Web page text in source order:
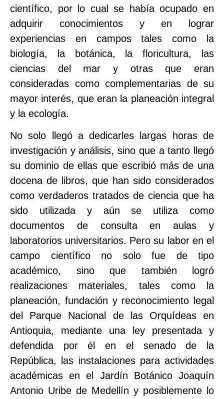
científico, por lo cual se había ocupado en
adquirir conocimientos y en lograr
experiencias en campos tales como la
biología, la botánica, la floricultura, las
ciencias del mar y otras que eran
consideradas como complementarias de su
mayor interés, que eran la planeación integral
y la ecología.
No solo llegó a dedicarles largas horas de
investigación y análisis, sino que a tanto llegó
su dominio de ellas que escribió más de una
docena de libros, que han sido considerados
como verdaderos tratados de ciencia que ha
sido utilizada y aún se utiliza como
documentos de consulta en aulas y
laboratorios universitarios. Pero su labor en el
campo científico no solo fue de tipo
académico, sino que también logró
realizaciones materiales, tales como la
planeación, fundación y reconocimiento legal
del Parque Nacional de las Orquídeas en
Antioquia, mediante una ley presentada y
defendida por él en el senado de la
República, las instalaciones para actividades
académicas en el Jardín Botánico Joaquín
Antonio Uribe de Medellín y posiblemente lo